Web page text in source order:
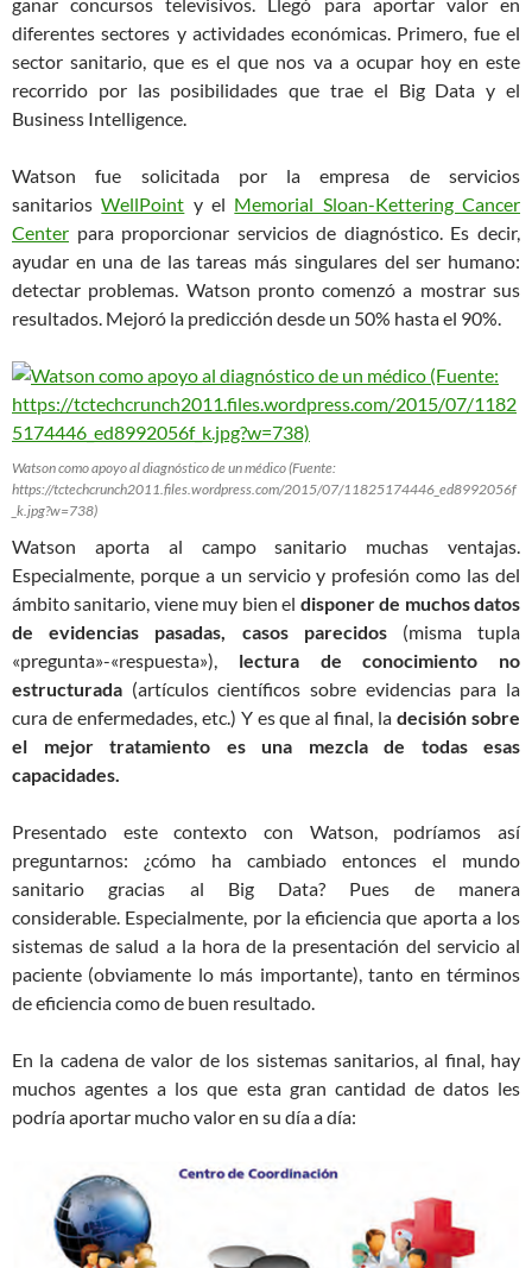
diferentes sectores y actividades económicas. Primero, fue el
sector sanitario, que es el que nos va a ocupar hoy en este
recorrido por las posibilidades que trae el Big Data y el
Business Intelligence.
Watson fue solicitada por la empresa de servicios
sanitariosWellPoint y el Memorial Sloan-Kettering Cancer
Center para proporcionar servicios de diagnóstico. Es decir,
ayudar en una de las tareas más singulares del ser humano:
detectar problemas. Watson pronto comenzó a mostrar sus
resultados. Mejoró la predicción desde un 50% hasta el 90%.
Watson como apoyo al diagnóstico de un médico (Fuente:
https://tctechcrunch2011.files.wordpress.com/2015/07/11825174446_ed8992056f
_k.jpg?w=738)
Watson aporta al campo sanitario muchas ventajas.
Especialmente, porque a un servicio y profesión como las del
ámbito sanitario, viene muy bien el disponer de muchos datos
de evidencias pasadas, casos parecidos(misma tupla
«pregunta»-«respuesta»), lectura de conocimiento no
estructurada (artículos científicos sobre evidencias para la
cura de enfermedades, etc.) Y es que al final, ladecisión sobre
el mejor tratamiento es una mezcla de todas esas
capacidades.
Presentado este contexto con Watson, podríamos así
preguntarnos: ¿cómo ha cambiado entonces el mundo
sanitario gracias al Big Data? Pues de manera
considerable. Especialmente, por la eficiencia que aporta a los
sistemas de salud a la hora de la presentación del servicio al
paciente (obviamente lo más importante), tanto en términos
de eficiencia como de buen resultado.
En la cadena de valor de los sistemas sanitarios, al final, hay
muchos agentes a los que esta gran cantidad de datos les
podría aportar mucho valor en su día a día: